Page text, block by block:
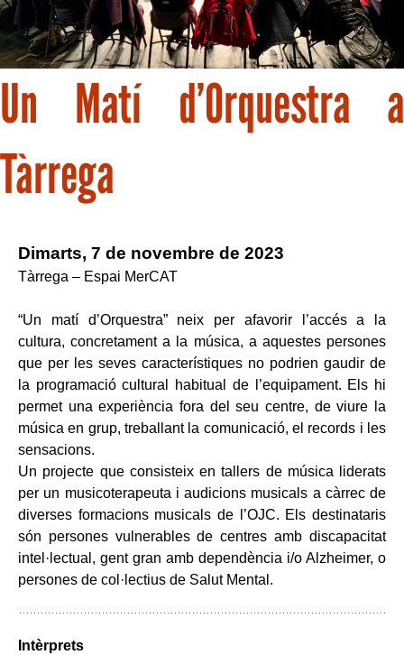
Un Matí d’Orquestra a
Tàrrega
Dimarts, 7 de novembre de 2023
Tàrrega – Espai MerCAT
“Un matí d’Orquestra” neix per afavorir l’accés a la
cultura, concretament a la música, a aquestes persones
que per les seves característiques no podrien gaudir de
la programació cultural habitual de l’equipament. Els hi
permet una experiència fora del seu centre, de viure la
música en grup, treballant la comunicació, el records i les
sensacions.
Un projecte que consisteix en tallers de música liderats
per un musicoterapeuta i audicions musicals a càrrec de
diverses formacions musicals de l’OJC. Els destinataris
són persones vulnerables de centres amb discapacitat
intel·lectual, gent gran amb dependència i/o Alzheimer, o
persones de col·lectius de Salut Mental.
Intèrprets